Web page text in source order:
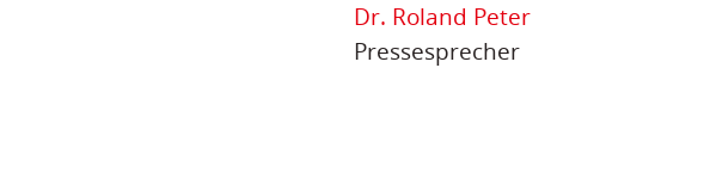
Dr. Roland Peter
Pressesprecher